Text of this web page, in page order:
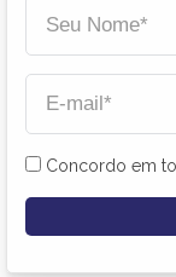
Concordo em